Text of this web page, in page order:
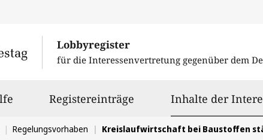
Lobbyregister
für die Interessenvertretung gegenüber dem
Registereinträge Inhalte der
Regelungsvorhaben Kreislaufwirtschaft bei Baustoffen